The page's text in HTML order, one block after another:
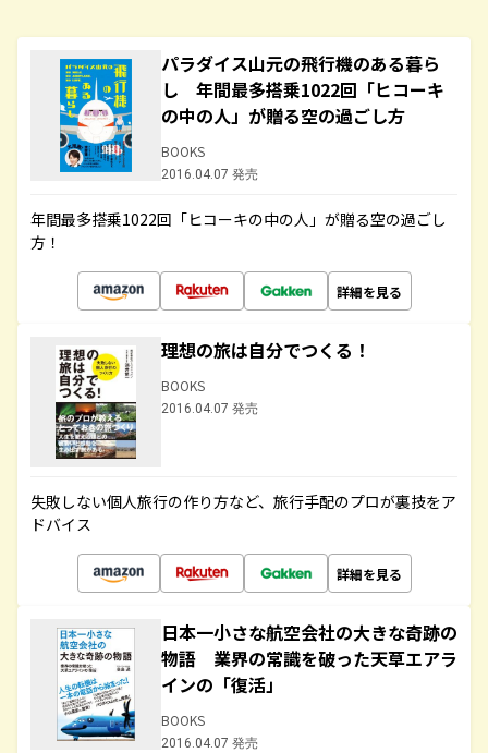
パラダイス山元の飛行機のある暮ら
し 年間最多搭乗1022回「ヒコーキ
の中の人」が贈る空の過ごし方
BOOKS
2016.04.07 発売
年間最多搭乗1022回「ヒコーキの中の人」が贈る空の過ごし
方！
詳細を見る
理想の旅は自分でつくる！
BOOKS
2016.04.07 発売
失敗しない個人旅行の作り方など、旅行手配のプロが裏技をア
ドバイス
詳細を見る
日本一小さな航空会社の大きな奇跡の
物語 業界の常識を破った天草エアラ
インの「復活」
BOOKS
2016.04.07 発売